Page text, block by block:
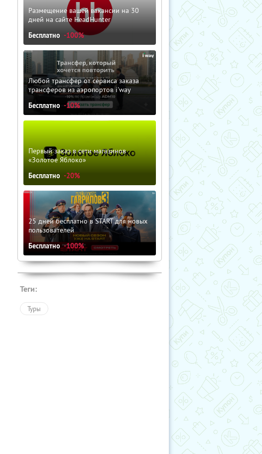
Размещение вашей вакансии на 30
дней на сайте HeadHunter
Бесплатно -100%
Любой трансфер от сервиса заказа
трансферов из аэропортов i'way
Бесплатно -10%
Первый заказ в сети магазинов
«Золотое Яблоко»
Бесплатно -20%
25 дней бесплатно в START для новых
пользователей
Бесплатно -100%
Теги:
Туры